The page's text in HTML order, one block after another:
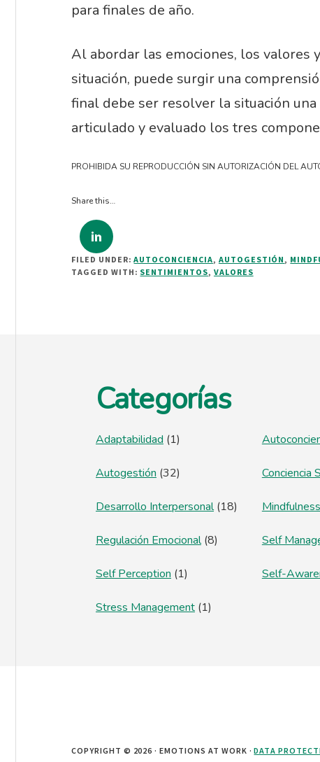
para finales de año.
Al abordar las emociones, los valores
situación, puede surgir una
final debe ser resolver la situación una
articulado y evaluado los tres
PROHIBIDA SU REPRODUCCIÓN SIN AUTORIZACIÓN DEL
Share this…
FILED UNDER:AUTOCONCIENCIA, AUTOGESTIÓN,
TAGGED WITH: SENTIMIENTOS, VALORES
Categorías
Adaptabilidad (1)
Autogestión (32) Conciencia
Desarrollo Interpersonal(18) Mindfulness
Regulación Emocional(8) Self
Self Perception (1) Self-
Stress Management (1)
COPYRIGHT © 2026 · EMOTIONS AT WORK ·DATA